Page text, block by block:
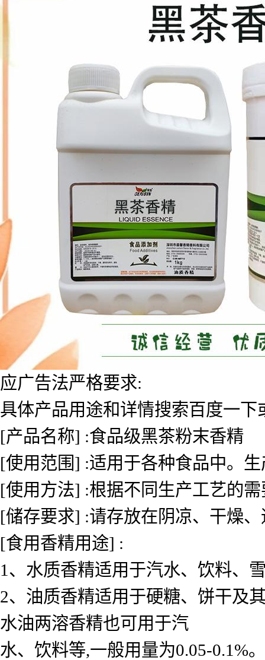
应广告法严格要求:
具体产品用途和详情搜索百度一
[产品名称] :食品级黑茶粉末香精
[使用范围] :适用于各种食品中。
[使用方法] :根据不同生产工艺的
[储存要求] :请存放在阴凉、干燥
[食用香精用途] :
1、水质香精适用于汽水、饮料、
2、油质香精适用于硬糖、饼干及
水油两溶香精也可用于汽
水、饮料等,一般用量为0.05-0.1%。